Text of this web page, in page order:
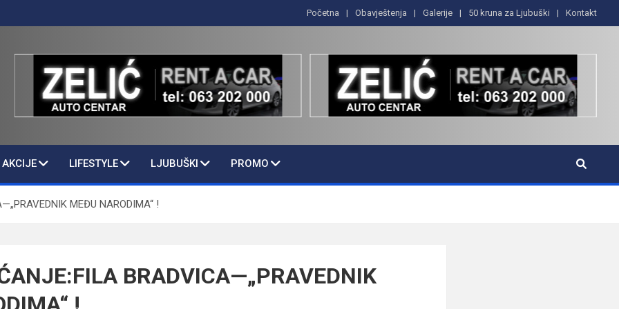
Početna Obavještenja Galerije 50 kruna za Ljubuški Kontakt
LIFESTYLE LJUBUŠKI PROMO
MEĐU NARODIMA“ !
BRADVICA—„PRAVEDNIK